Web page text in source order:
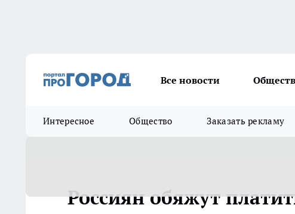
Все новости
Интересное Общество Заказать рекламу
Россиян обяжут